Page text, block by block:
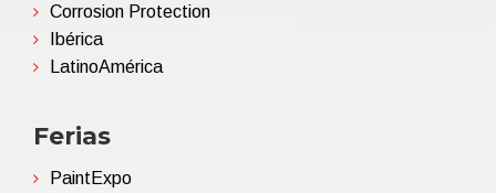
Corrosion Protection
Ibérica
LatinoAmérica
Ferias
PaintExpo